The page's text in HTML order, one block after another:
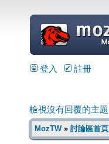
=
登入 註冊
檢視沒有回覆的主題
MozTW» 討論區首頁